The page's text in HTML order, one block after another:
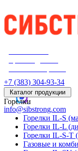
+7 (383) 304-93-34
info@sibstrong.com
Каталог продукции
Горелки
Горелки IL-S
Горелки IL-L
Горелки IL-S-T
Газовые и